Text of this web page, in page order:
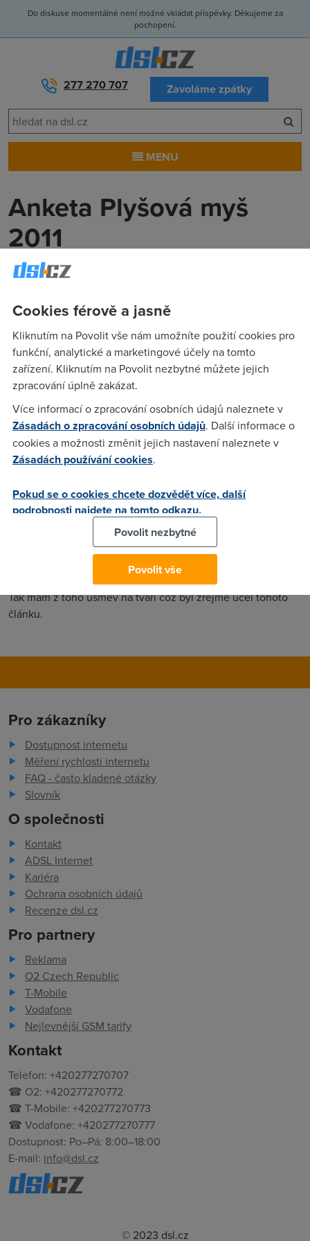
Do diskuse momentálně není možné vkládat příspěvky. Děkujeme za
pochopení.
277 270 707 Zavoláme zpátky
MENU
Anketa Plyšová myš
2011
Anonym(30.7.2011 00:00:00)
jeden za druhým jako ajťácká káva, pořádá naše IT oddělení,
jako každým rokem v tomto čase, anketu Plyšová myš. V této
anketě jsou vyhlášeny nejšílenější hlášky, dotazy a situace
našich zákazníků.
Slevovar.cz(31.7.2011 15:25:04)
Berou se i naši zákazníci?
Nick
(1.8.2011 12:28:53)
Trapnej literarní pokus z provařenejch historek kolujících po
internetu již mnoho let.
(4.8.2011 00:47:49)
Tak mám z toho úsměv na tváři což byl zřejmě účel tohoto
článku.
Pro zákazníky
Dostupnost internetu
Měření rychlosti internetu
FAQ - často kladené otázky
Slovník
O společnosti
Kontakt
ADSL Internet
Kariéra
Ochrana osobních údajů
Recenze dsl.cz
Pro partnery
Reklama
O2 Czech Republic
T-Mobile
Vodafone
Nejlevnější GSM tarify
Kontakt
Telefon: +420277270707
☎ O2: +420277270772
☎ T-Mobile: +420277270773
☎ Vodafone: +420277270777
Dostupnost: Po–Pá: 8:00–18:00
E-mail: info@dsl.cz
© 2023 dsl.cz
Cookies férově a jasně
Kliknutím na Povolit vše nám umožníte použití cookies pro
funkční, analytické a marketingové účely na tomto
zařízení. Kliknutím na Povolit nezbytné můžete jejich
zpracování úplně zakázat.
Více informací o zpracování osobních údajů naleznete v
Zásadách o zpracování osobních údajů. Další informace o
cookies a možnosti změnit jejich nastavení naleznete v
Zásadách používání cookies.
Pokud se o cookies chcete dozvědět více, další
podrobnosti najdete na tomto odkazu.
Povolit nezbytné
Povolit vše